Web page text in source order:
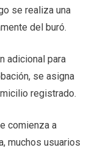
se realiza una
del buró.
adicional para
se asigna
registrado.
comienza a
muchos usuarios